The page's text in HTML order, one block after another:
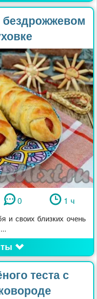
0 1 ч
и своих близких очень
теста с